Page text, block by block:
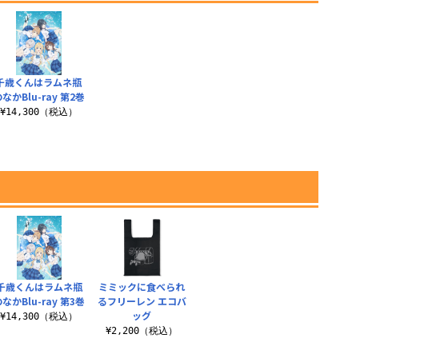
歳くんはラムネ瓶
なかBlu-ray 第2巻
¥14,300（税込）
歳くんはラムネ瓶
なかBlu-ray 第3巻
¥14,300（税込）
ミミックに食べられ
るフリーレン エコバ
ッグ
¥2,200（税込）